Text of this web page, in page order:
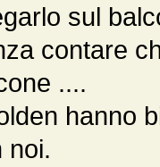
sul
contare
....
hanno
noi.